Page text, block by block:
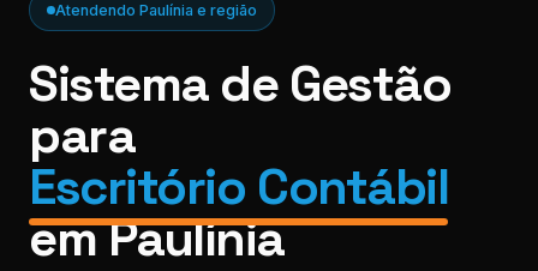
Atendendo Paulínia e região
Sistema de Gestão
para
Escritório Contábil
em Paulínia